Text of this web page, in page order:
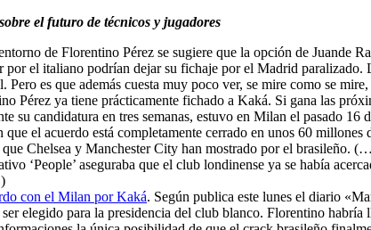
el futuro de técnicos y jugadores
de Florentino Pérez se sugiere que la opción de Juande
el italiano podrían dejar su fichaje por el Madrid paralizado.
es que además cuesta muy poco ver, se mire como se
Pérez ya tiene prácticamente fichado a Kaká. Si gana las
candidatura en tres semanas, estuvo en Milan el pasado
el acuerdo está completamente cerrado en unos 60
Chelsea y Manchester City han mostrado por el brasileño.
‘People’ aseguraba que el club londinense ya se había
con el Milan por Kaká. Según publica este lunes el diario
elegido para la presidencia del club blanco. Florentino